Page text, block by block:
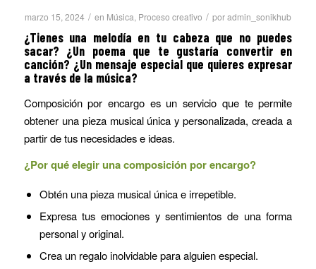
marzo 15, 2024 / en Música, Proceso creativo / poradmin_sonikhub
¿Tienes una melodía en tu cabeza que no puedes
sacar? ¿Un poema que te gustaría convertir en
canción? ¿Un mensaje especial que quieres expresar
a través de la música?
Composición por encargo es un servicio que te permite
obtener una pieza musical única y personalizada, creada a
partir de tus necesidades e ideas.
¿Por qué elegir una composición por encargo?
Obtén una pieza musical única e irrepetible.
Expresa tus emociones y sentimientos de una forma
personal y original.
Crea un regalo inolvidable para alguien especial.